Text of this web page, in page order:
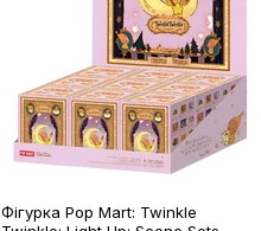
Фігурка Pop Mart: Twinkle